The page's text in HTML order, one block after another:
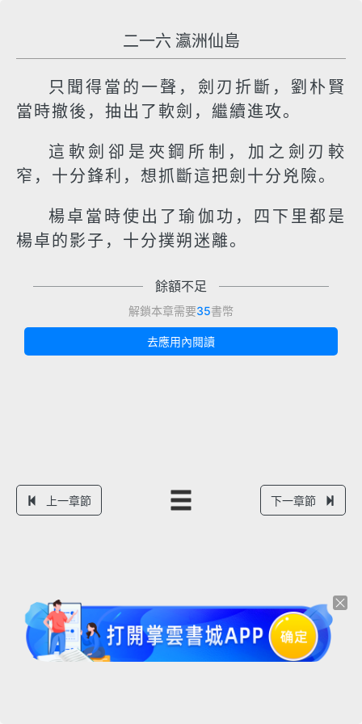
二一六 瀛洲仙島
只聞得當的一聲，劍刃折斷，劉朴賢
當時撤後，抽出了軟劍，繼續進攻。
這軟劍卻是夾鋼所制，加之劍刃較
窄，十分鋒利，想抓斷這把劍十分兇險。
楊卓當時使出了瑜伽功，四下里都是
楊卓的影子，十分撲朔迷離。
餘額不足
解鎖本章需要35書幣
去應用內閱讀
上一章節 下一章節